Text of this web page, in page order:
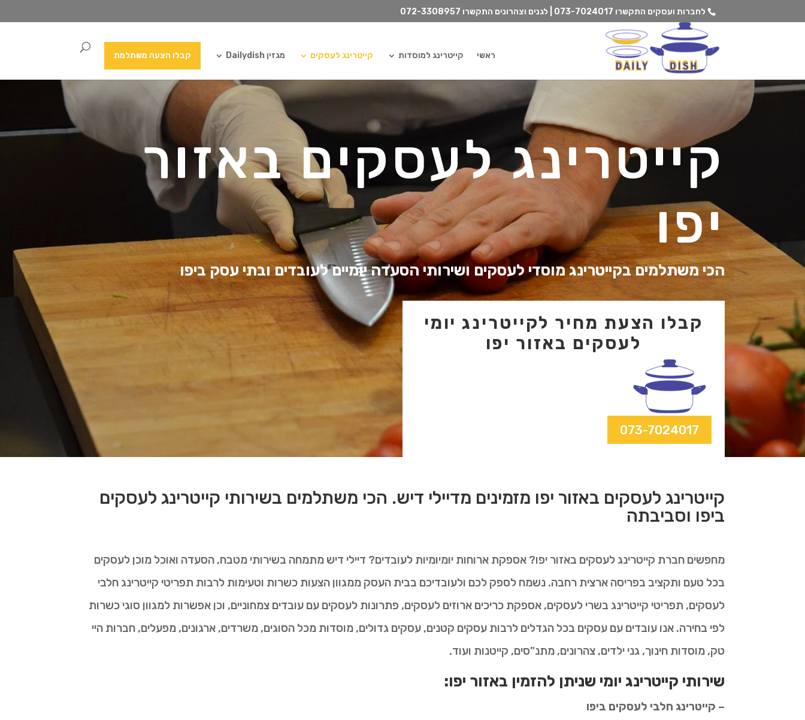
לחברות ועסקים התקשרו 073-7024017 | לגנים וצהרונים התקשרו 072-3308957
ראשי קייטרינג למוסדות קייטרינג לעסקים מגזין Dailydish קבלו הצעה משתלמת
קייטרינג לעסקים באזור
יפו
הכי משתלמים בקייטרינג מוסדי לעסקים ושירותי הסעדה יומיים לעובדים ובתי עסק ביפו
קבלו הצעת מחיר לקייטרינג יומי
לעסקים באזור יפו
073-7024017
קייטרינג לעסקים באזור יפו מזמינים מדיילי דיש. הכי משתלמים בשירותי קייטרינג לעסקים
ביפו וסביבתה
מחפשים חברת קייטרינג לעסקים באזור יפו? אספקת ארוחות יומיומיות לעובדים? דיילי דיש מתמחה בשירותי מטבח, הסעדה ואוכל מוכן לעסקים
בכל טעם ותקציב בפריסה ארצית רחבה. נשמח לספק לכם ולעובדיכם בבית העסק ממגוון הצעות כשרות וטעימות לרבות תפריטי קייטרינג חלבי
לעסקים, תפריטי קייטרינג בשרי לעסקים, אספקת כריכים ארוזים לעסקים, פתרונות לעסקים עם עובדים צמחוניים, וכן אפשרות למגוון סוגי כשרות
לפי בחירה. אנו עובדים עם עסקים בכל הגדלים לרבות עסקים קטנים, עסקים גדולים, מוסדות מכל הסוגים, משרדים, ארגונים, מפעלים, חברות היי
טק, מוסדות חינוך, גני ילדים, צהרונים, מתנ"סים, קייטנות ועוד.
שירותי קייטרינג יומי שניתן להזמין באזור יפו:
– קייטרינג חלבי לעסקים ביפו